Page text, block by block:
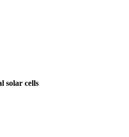
solar cells